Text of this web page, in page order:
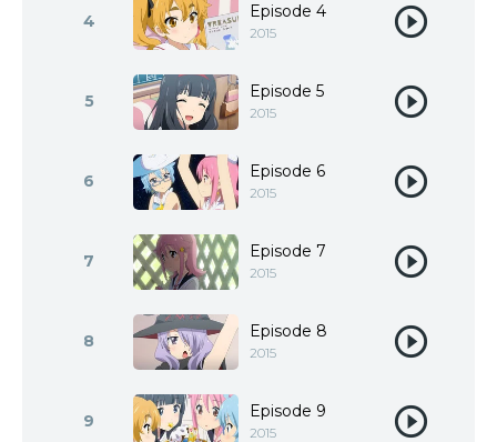
4 Episode 4
2015
5 Episode 5
2015
6 Episode 6
2015
7 Episode 7
2015
8 Episode 8
2015
9 Episode 9
2015